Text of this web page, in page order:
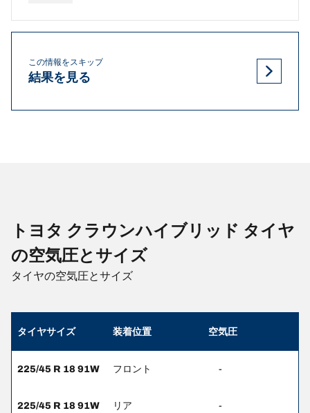
この情報をスキップ
結果を見る
トヨタ クラウンハイブリッド タイヤ
の空気圧とサイズ
タイヤの空気圧とサイズ
タイヤサイズ 装着位置 空気圧
225/45 R 18 91W フロント -
225/45 R 18 91W リア -